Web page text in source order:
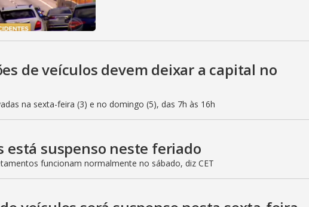
de veículos devem deixar a capital no
na sexta-feira (3) e no domingo (5), das 7h às 16h
está suspenso neste feriado
funcionam normalmente no sábado, diz CET